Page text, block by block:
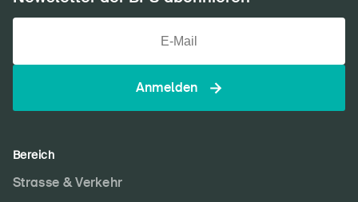
DE FR IT EN
Startseite
Anmelden
Bereich
Strasse & Verkehr